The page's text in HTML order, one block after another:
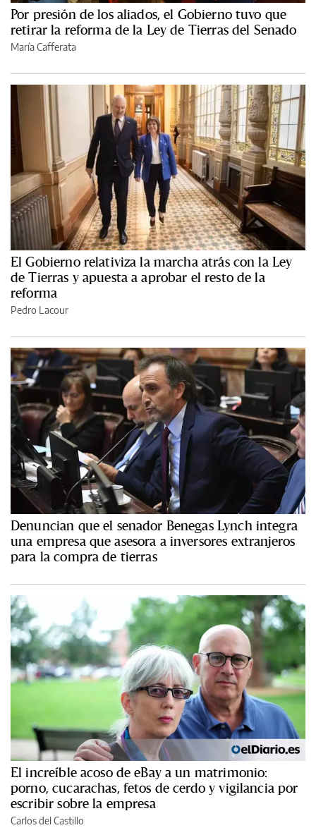
Por presión de los aliados, el Gobierno tuvo que
retirar la reforma de la Ley de Tierras del Senado
María Cafferata
El Gobierno relativiza la marcha atrás con la Ley
de Tierras y apuesta a aprobar el resto de la
reforma
Pedro Lacour
Denuncian que el senador Benegas Lynch integra
una empresa que asesora a inversores extranjeros
para la compra de tierras
El increíble acoso de eBay a un matrimonio:
porno, cucarachas, fetos de cerdo y vigilancia por
escribir sobre la empresa
Carlos del Castillo